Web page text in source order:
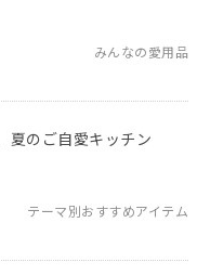
みんなの愛用品
夏のご自愛キッチン
テーマ別おすすめアイテム